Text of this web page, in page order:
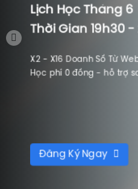
Lịch Học Tháng 6
Thời Gian 19h30 -
X2 - X16 Doanh Số Từ
Học phí 0 đồng - hỗ trợ
Đăng Ký Ngay